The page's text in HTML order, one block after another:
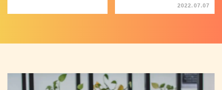
2022.07.07